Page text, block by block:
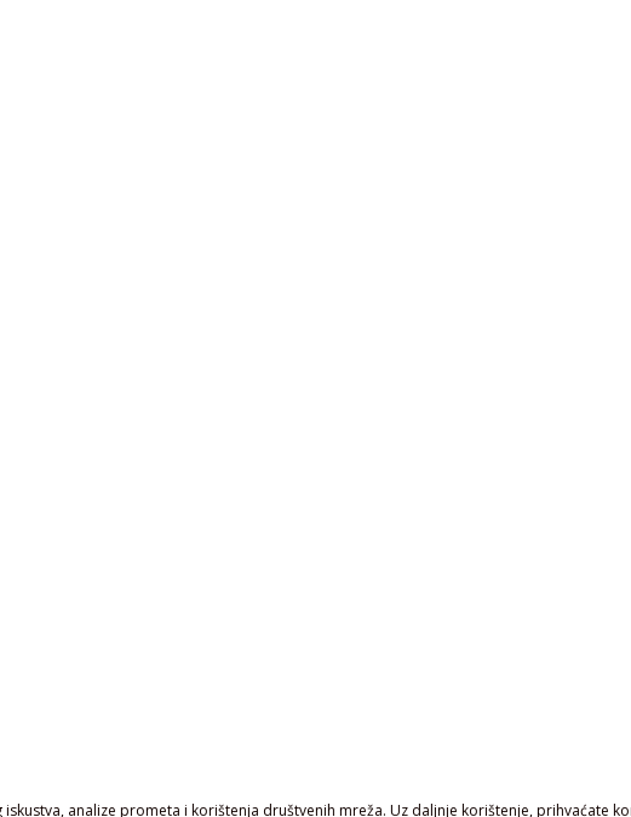
analize prometa i korištenja društvenih mreža. Uz daljnje korištenje, prihvaćate